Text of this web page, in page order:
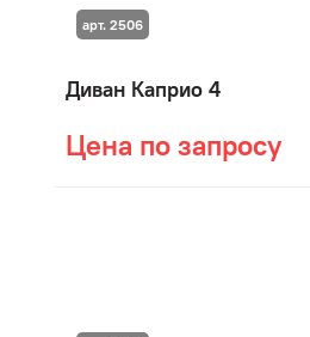
Диван Каприо 4
Цена по запросу
арт. 2506